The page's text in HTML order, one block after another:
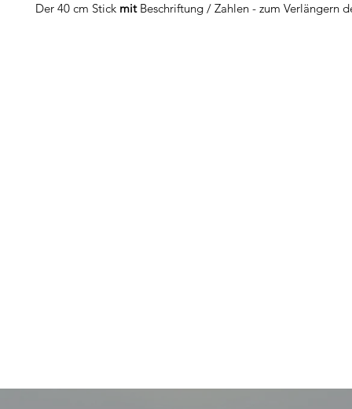
Der 40 cm Stick mitBeschriftung / Zahlen - zum Verlängern